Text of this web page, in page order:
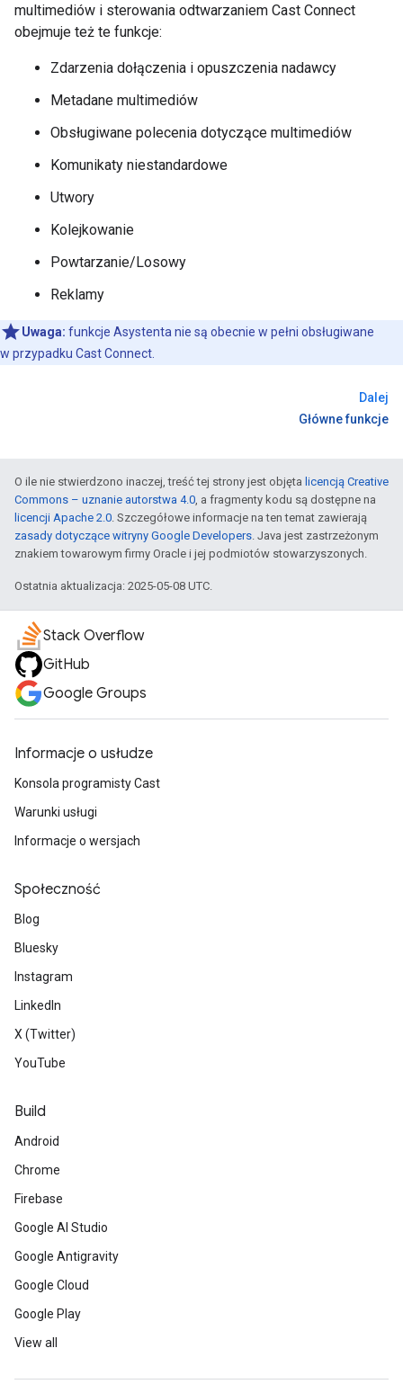
multimediów i sterowania odtwarzaniem Cast Connect
obejmuje też te funkcje:
Zdarzenia dołączenia i opuszczenia nadawcy
Metadane multimediów
Obsługiwane polecenia dotyczące multimediów
Komunikaty niestandardowe
Utwory
Kolejkowanie
Powtarzanie/Losowy
Reklamy
Uwaga: funkcje Asystenta nie są obecnie w pełni obsługiwane
w przypadku Cast Connect.
Dalej
Główne funkcje
O ile nie stwierdzono inaczej, treść tej strony jest objęta licencją Creative
Commons – uznanie autorstwa 4.0, a fragmenty kodu są dostępne na
licencji Apache 2.0. Szczegółowe informacje na ten temat zawierają
zasady dotyczące witryny Google Developers. Java jest zastrzeżonym
znakiem towarowym firmy Oracle i jej podmiotów stowarzyszonych.
Ostatnia aktualizacja: 2025-05-08 UTC.
Stack Overflow
GitHub
Google Groups
Informacje o usłudze
Konsola programisty Cast
Warunki usługi
Informacje o wersjach
Społeczność
Blog
Bluesky
Instagram
LinkedIn
X (Twitter)
YouTube
Build
Android
Chrome
Firebase
Google AI Studio
Google Antigravity
Google Cloud
Google Play
View all